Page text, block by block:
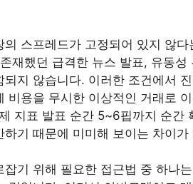
의 스프레드가 고정되어 있지 않
재했던 급격한 뉴스 발표, 유동
되지 않습니다. 이러한 조건에서
비용을 무시한 이상적인 거래로
지표 발표 순간 5~6핍까지 순간
하기 때문에 미미해 보이는 차이
잡기 위해 필요한 접근법 중 하나